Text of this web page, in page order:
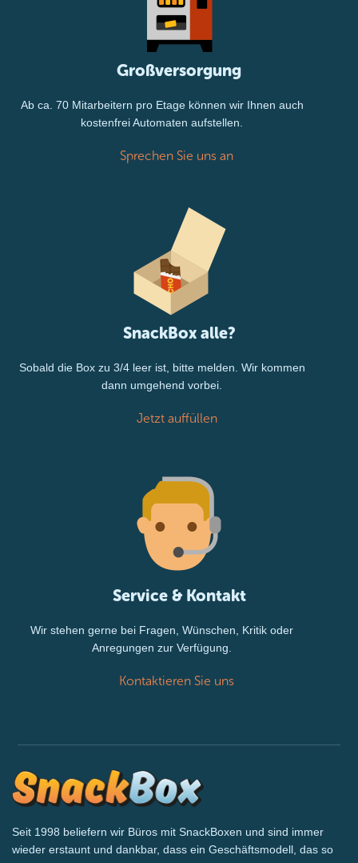
Großversorgung
Ab ca. 70 Mitarbeitern pro Etage können wir Ihnen auch
kostenfrei Automaten aufstellen.
Sprechen Sie uns an
SnackBox alle?
Sobald die Box zu 3/4 leer ist, bitte melden. Wir kommen
dann umgehend vorbei.
Jetzt auffüllen
Service & Kontakt
Wir stehen gerne bei Fragen, Wünschen, Kritik oder
Anregungen zur Verfügung.
Kontaktieren Sie uns
Seit 1998 beliefern wir Büros mit SnackBoxen und sind immer
wieder erstaunt und dankbar, dass ein Geschäftsmodell, das so